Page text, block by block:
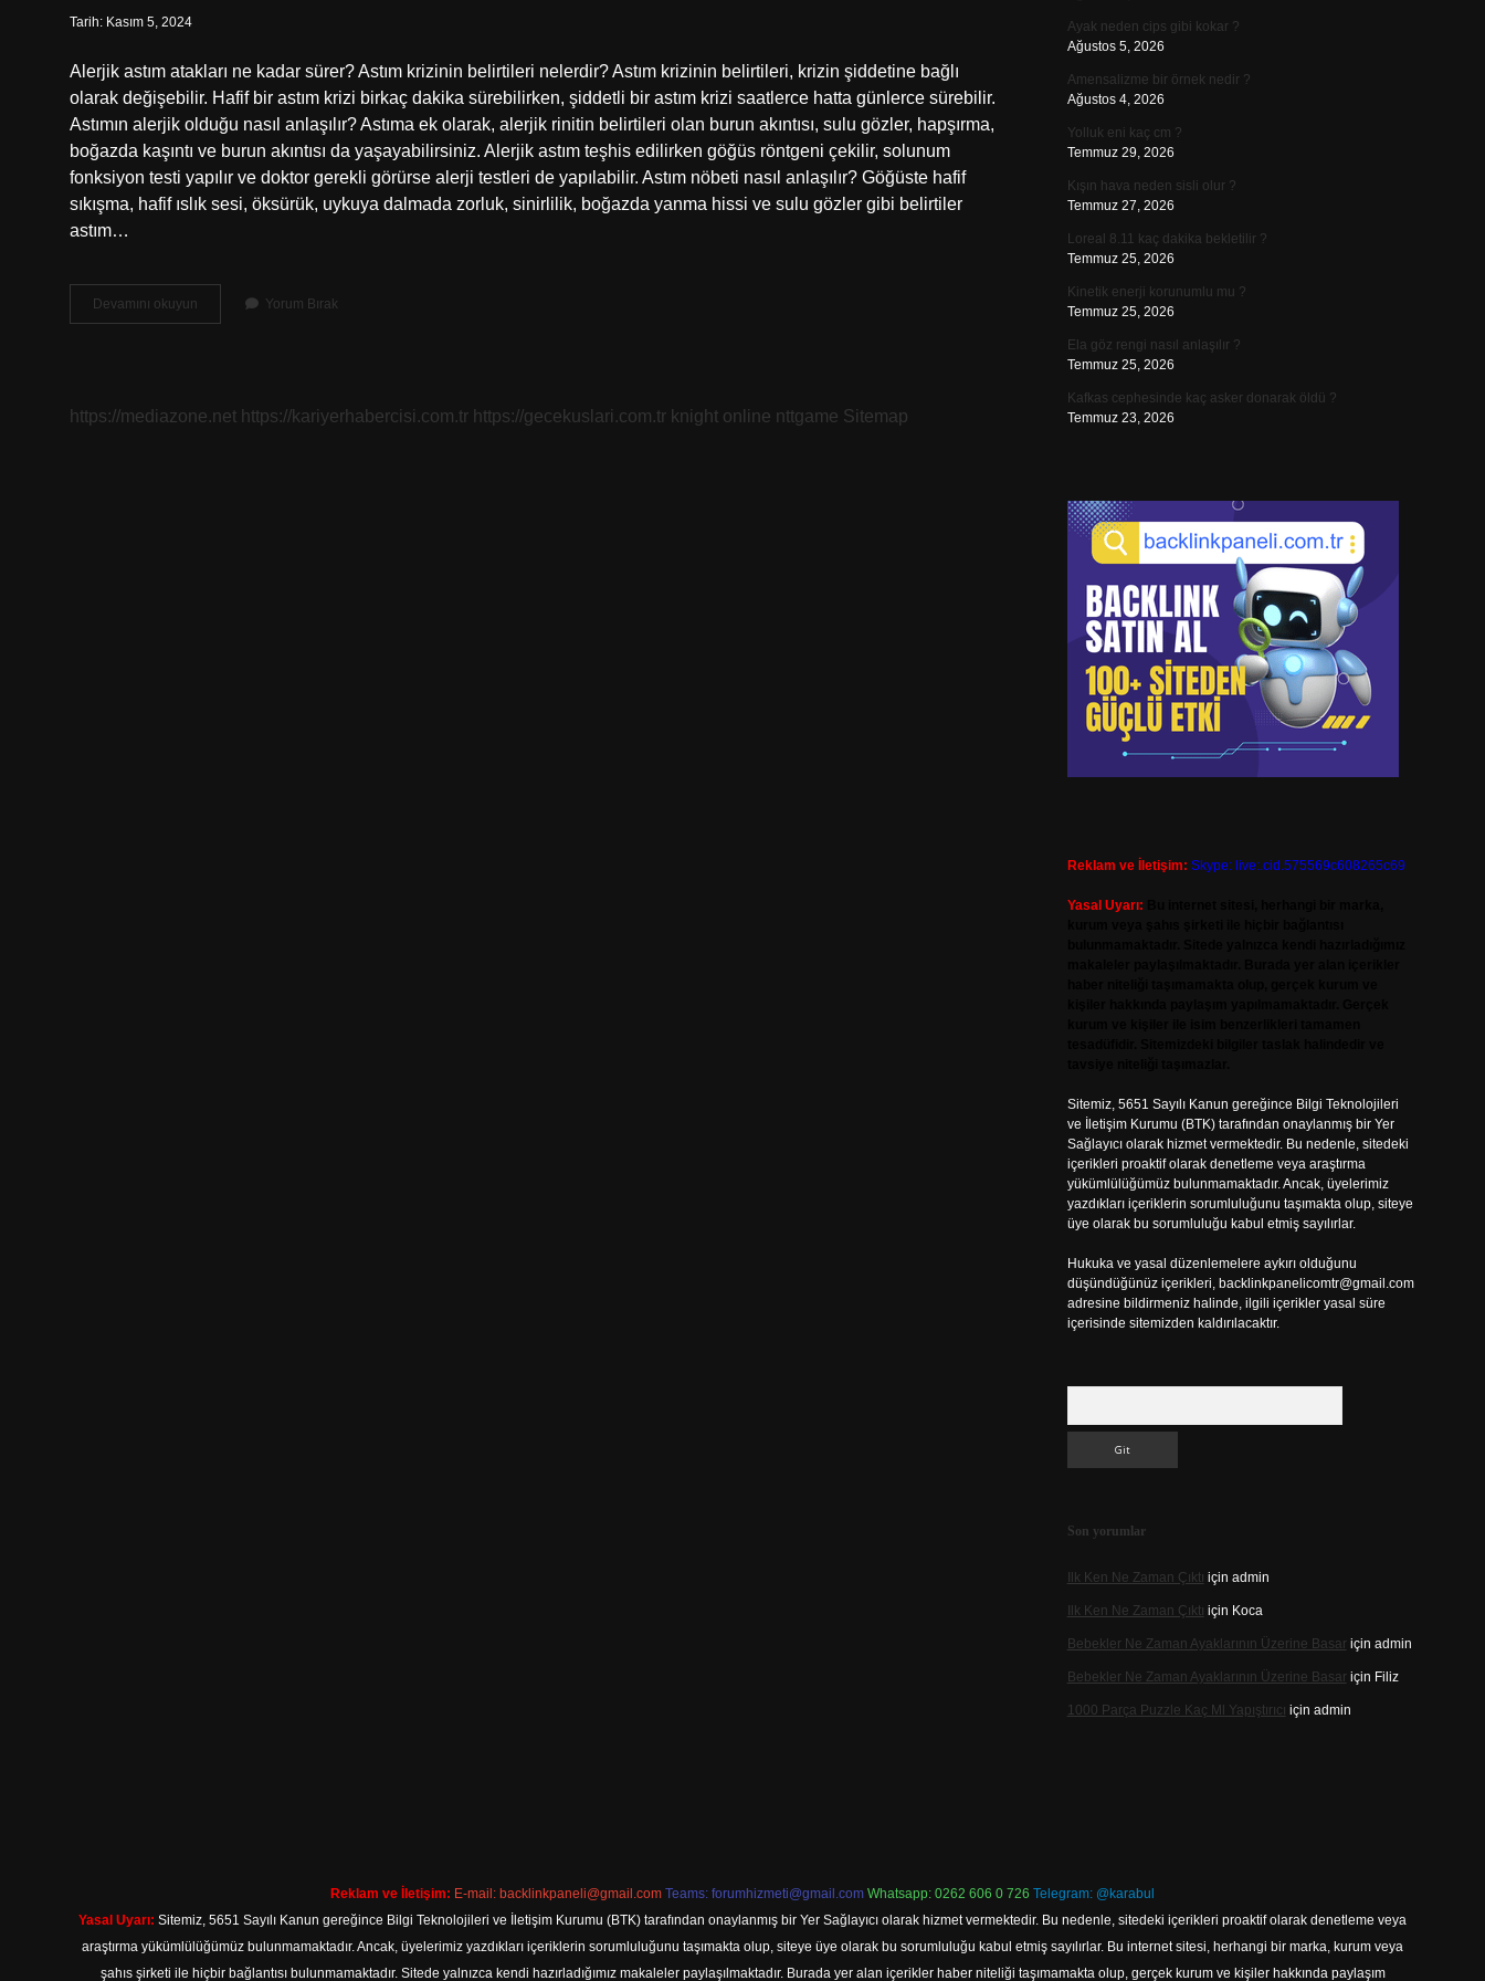
Tarih: Kasım 5, 2024
Alerjik astım atakları ne kadar sürer? Astım krizinin belirtileri nelerdir? Astım krizinin belirtileri, krizin şiddetine bağlı
olarak değişebilir. Hafif bir astım krizi birkaç dakika sürebilirken, şiddetli bir astım krizi saatlerce hatta günlerce sürebilir.
Astımın alerjik olduğu nasıl anlaşılır? Astıma ek olarak, alerjik rinitin belirtileri olan burun akıntısı, sulu gözler, hapşırma,
boğazda kaşıntı ve burun akıntısı da yaşayabilirsiniz. Alerjik astım teşhis edilirken göğüs röntgeni çekilir, solunum
fonksiyon testi yapılır ve doktor gerekli görürse alerji testleri de yapılabilir. Astım nöbeti nasıl anlaşılır? Göğüste hafif
sıkışma, hafif ıslık sesi, öksürük, uykuya dalmada zorluk, sinirlilik, boğazda yanma hissi ve sulu gözler gibi belirtiler
astım…
Devamını okuyun
Astım
Yorum Bırak
https://mediazone.net https://kariyerhabercisi.com.tr https://gecekuslari.com.tr knight online nttgame Sitemap
Ayak neden cips gibi kokar ?
Ağustos 5, 2026
Amensalizme bir örnek nedir ?
Ağustos 4, 2026
Yolluk eni kaç cm ?
Temmuz 29, 2026
Kışın hava neden sisli olur ?
Temmuz 27, 2026
Loreal 8.11 kaç dakika bekletilir ?
Temmuz 25, 2026
Kinetik enerji korunumlu mu ?
Temmuz 25, 2026
Ela göz rengi nasıl anlaşılır ?
Temmuz 25, 2026
Kafkas cephesinde kaç asker donarak öldü ?
Temmuz 23, 2026
Reklam ve İletişim: Skype: live:.cid.575569c608265c69
Yasal Uyarı:
Sitemiz, 5651 Sayılı Kanun gereğince Bilgi Teknolojileri
ve İletişim Kurumu (BTK) tarafından onaylanmış bir Yer
Sağlayıcı olarak hizmet vermektedir. Bu nedenle, sitedeki
içerikleri proaktif olarak denetleme veya araştırma
yükümlülüğümüz bulunmamaktadır. Ancak, üyelerimiz
yazdıkları içeriklerin sorumluluğunu taşımakta olup, siteye
üye olarak bu sorumluluğu kabul etmiş sayılırlar.
Hukuka ve yasal düzenlemelere aykırı olduğunu
düşündüğünüz içerikleri, backlinkpanelicomtr@gmail.com
adresine bildirmeniz halinde, ilgili içerikler yasal süre
içerisinde sitemizden kaldırılacaktır.
Son yorumlar
Ilk Ken Ne Zaman Çıktı için admin
Ilk Ken Ne Zaman Çıktı için Koca
Bebekler Ne Zaman Ayaklarının Üzerine Basariçin admin
Bebekler Ne Zaman Ayaklarının Üzerine Basariçin Filiz
1000 Parça Puzzle Kaç Ml Yapıştırıcı için admin
Reklam ve İletişim: E-mail: backlinkpaneli@gmail.com Teams: forumhizmeti@gmail.com Whatsapp: 0262 606 0 726 Telegram: @karabul
Yasal Uyarı: Sitemiz, 5651 Sayılı Kanun gereğince Bilgi Teknolojileri ve İletişim Kurumu (BTK) tarafından onaylanmış bir Yer Sağlayıcı olarak hizmet vermektedir. Bu nedenle, sitedeki içerikleri proaktif olarak denetleme veya
araştırma yükümlülüğümüz bulunmamaktadır. Ancak, üyelerimiz yazdıkları içeriklerin sorumluluğunu taşımakta olup, siteye üye olarak bu sorumluluğu kabul etmiş sayılırlar. Bu internet sitesi, herhangi bir marka, kurum veya
şahıs şirketi ile hiçbir bağlantısı bulunmamaktadır. Sitede yalnızca kendi hazırladığımız makaleler paylaşılmaktadır. Burada yer alan içerikler haber niteliği taşımamakta olup, gerçek kurum ve kişiler hakkında paylaşım